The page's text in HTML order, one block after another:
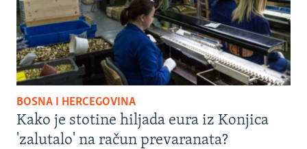
BOSNA I HERCEGOVINA
Kako je stotine hiljada eura iz Konjica
'zalutalo' na račun prevaranata?